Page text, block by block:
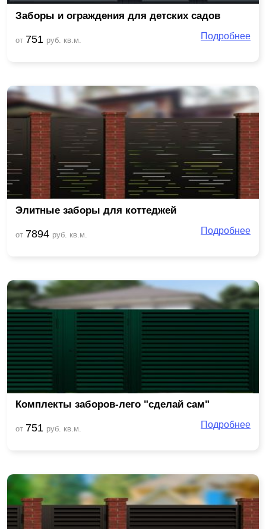
Заборы и ограждения для детских садов
от 751 руб. кв.м. Подробнее
Элитные заборы для коттеджей
от 7894 руб. кв.м. Подробнее
Комплекты заборов-лего "сделай сам"
от 751 руб. кв.м. Подробнее